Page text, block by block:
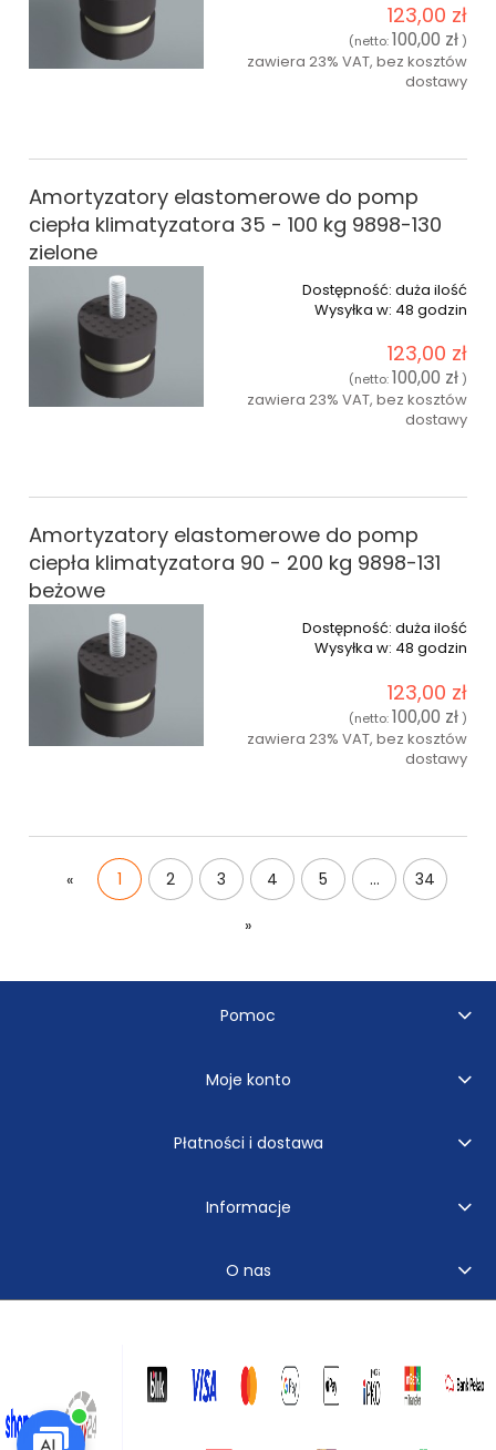
123,00 zł
(netto:100,00 zł)
zawiera 23% VAT, bez kosztów
dostawy
Amortyzatory elastomerowe do pomp
ciepła klimatyzatora 35 - 100 kg 9898-130
zielone
Dostępność: duża ilość
Wysyłka w: 48 godzin
123,00 zł
(netto:100,00 zł)
zawiera 23% VAT, bez kosztów
dostawy
Amortyzatory elastomerowe do pomp
ciepła klimatyzatora 90 - 200 kg 9898-131
beżowe
Dostępność: duża ilość
Wysyłka w: 48 godzin
123,00 zł
(netto:100,00 zł)
zawiera 23% VAT, bez kosztów
dostawy
« 1 2 3 4 5 ... 34
»
Pomoc
Moje konto
Płatności i dostawa
Informacje
O nas